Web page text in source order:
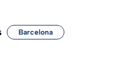
Barcelona